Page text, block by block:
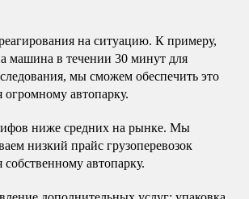
на ситуацию. К примеру,
машина в течении 30 минут для
мы сможем обеспечить это
огромному автопарку.
ниже средних на рынке. Мы
низкий прайс грузоперевозок
собственному автопарку.